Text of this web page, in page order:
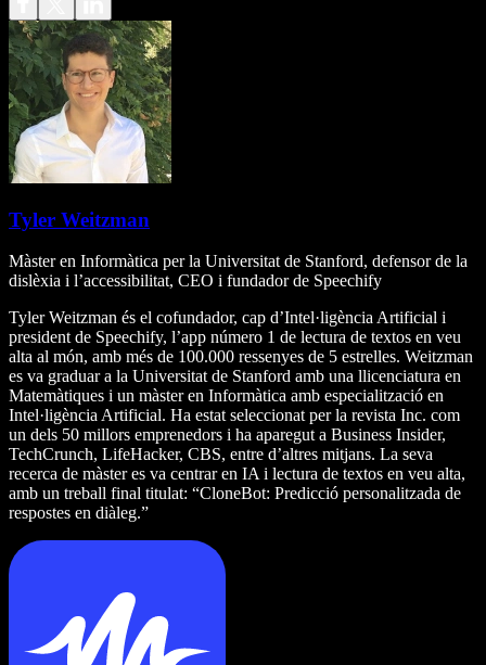
Tyler Weitzman
Màster en Informàtica per la Universitat de Stanford, defensor de la
dislèxia i l’accessibilitat, CEO i fundador de Speechify
Tyler Weitzman és el cofundador, cap d’Intel·ligència Artificial i
president de Speechify, l’app número 1 de lectura de textos en veu
alta al món, amb més de 100.000 ressenyes de 5 estrelles. Weitzman
es va graduar a la Universitat de Stanford amb una llicenciatura en
Matemàtiques i un màster en Informàtica amb especialització en
Intel·ligència Artificial. Ha estat seleccionat per la revista Inc. com
un dels 50 millors emprenedors i ha aparegut a Business Insider,
TechCrunch, LifeHacker, CBS, entre d’altres mitjans. La seva
recerca de màster es va centrar en IA i lectura de textos en veu alta,
amb un treball final titulat: “CloneBot: Predicció personalitzada de
respostes en diàleg.”